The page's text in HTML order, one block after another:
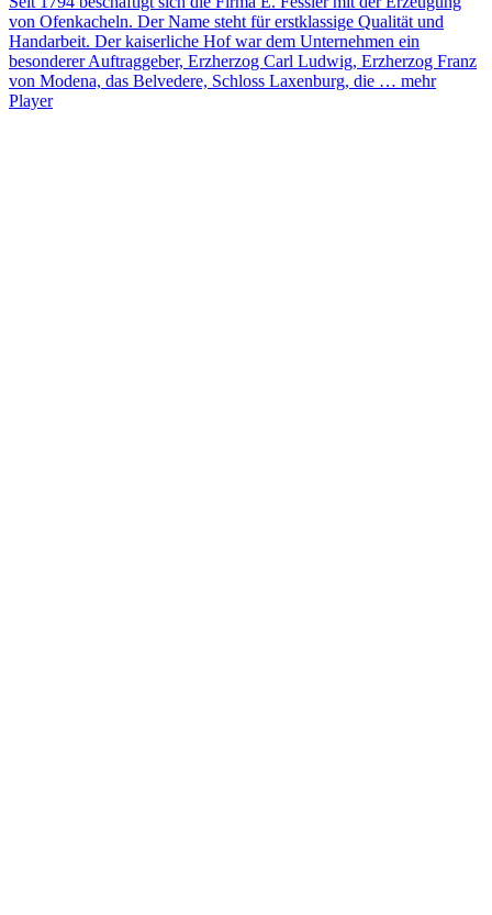
von Ofenkacheln. Der Name steht für erstklassige Qualität und
Handarbeit. Der kaiserliche Hof war dem Unternehmen ein
besonderer Auftraggeber, Erzherzog Carl Ludwig, Erzherzog Franz
von Modena, das Belvedere, Schloss Laxenburg, die … mehr
Player